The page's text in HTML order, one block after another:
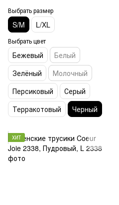
Выбрать размер
S/M L/XL
Выбрать цвет
Бежевый
Белый
Зелёный
Молочный
Персиковый
Серый
Терракотовый
Черный
ХИТ